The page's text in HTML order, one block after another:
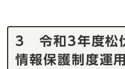
3 令和3年度松
情報保護制度運